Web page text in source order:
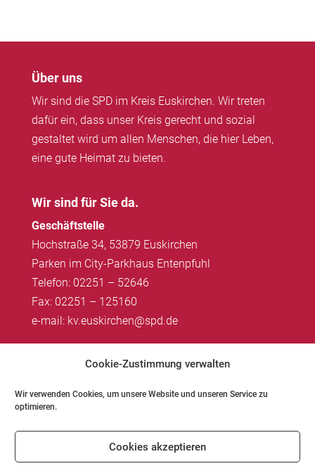
Cookie-Zustimmung verwalten
Wir verwenden Cookies, um unsere Website und unseren Service zu
optimieren.
Cookies akzeptieren
Über uns
Wir sind die SPD im Kreis Euskirchen. Wir treten
dafür ein, dass unser Kreis gerecht und sozial
gestaltet wird um allen Menschen, die hier Leben,
eine gute Heimat zu bieten.
Wir sind für Sie da.
Geschäftstelle
Hochstraße 34, 53879 Euskirchen
Parken im City-Parkhaus Entenpfuhl
Telefon: 02251 – 52646
Fax: 02251 – 125160
e-mail: kv.euskirchen@spd.de
Impressum Datenschutz
Cookie-Richtlinie (EU)